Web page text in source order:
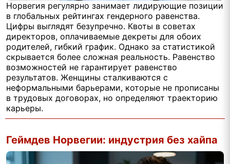
Норвегия регулярно занимает лидирующие позиции
в глобальных рейтингах гендерного равенства.
Цифры выглядят безупречно. Квоты в советах
директоров, оплачиваемые декреты для обоих
родителей, гибкий график. Однако за статистикой
скрывается более сложная реальность. Равенство
возможностей не гарантирует равенство
результатов. Женщины сталкиваются с
неформальными барьерами, которые не прописаны
в трудовых договорах, но определяют траекторию
карьеры.
Геймдев Норвегии: индустрия без хайпа